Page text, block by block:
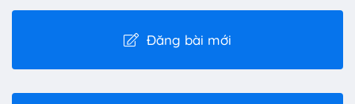
Đăng bài mới